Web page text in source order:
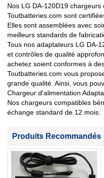
Nos LG DA-120D19
Toutbatteries.com sont
Elles sont assemblées avec
meilleurs standards de
Tous nos adaptateurs LG DA-
et contrôles de qualité
achetez soient conformes à
Toutbatteries.com vous
grande qualité. Ainsi, vous
Chargeur d'alimentation
Nos chargeurs compatibles
échange standard de 12 mois.
Produits Recommandés